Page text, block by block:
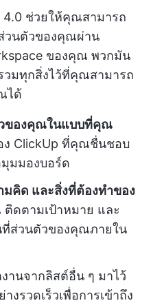
4.0 ช่วยให้คุณสามารถ
วนตัวของคุณผ่าน
ของคุณ พวกมัน
วมทุกสิ่งไว้ที่คุณสามารถ
ได้
วของคุณในแบบที่คุณ
ง ClickUp ที่คุณชื่นชอบ
มมองบอร์ด
มคิด และสิ่งที่ต้องทำของ
ดตามเป้าหมาย และ
ส่วนตัวของคุณภายใน
านจากลิสต์อื่น ๆ มาไว้
รวดเร็วเพื่อการเข้าถึง